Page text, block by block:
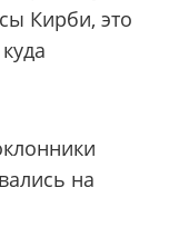
Кирби, это
на